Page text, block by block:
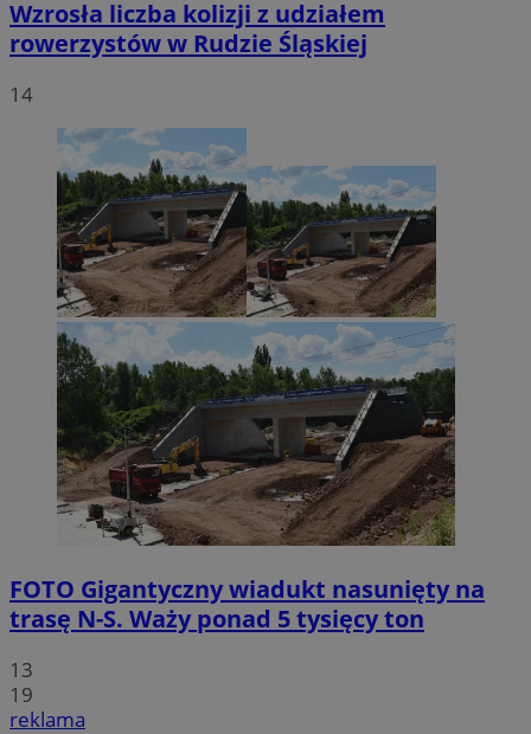
Wzrosła liczba kolizji z udziałem
rowerzystów w Rudzie Śląskiej
14
FOTO Gigantyczny wiadukt nasunięty na
trasę N-S. Waży ponad 5 tysięcy ton
13
19
reklama